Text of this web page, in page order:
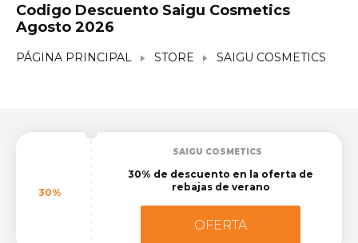
Codigo Descuento Saigu Cosmetics
Agosto 2026
PÁGINA PRINCIPAL STORE SAIGU COSMETICS
30%
SAIGU COSMETICS
30% de descuento en la oferta de
rebajas de verano
OFERTA